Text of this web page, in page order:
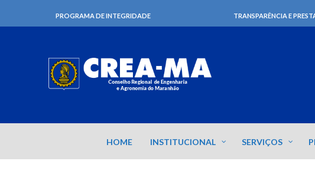
PROGRAMA DE INTEGRIDADE TRANSPARÊNCIA E
HOME INSTITUCIONAL SERVIÇOS